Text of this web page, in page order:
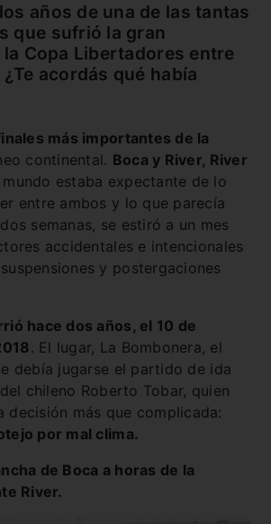
años de una de las tantas
que sufrió la gran
Copa Libertadores entre
acordás qué había
más importantes de la
continental. Boca y River, River
estaba expectante de lo
entre ambos y lo que parecía
semanas, se estiró a un mes
accidentales e intencionales
y postergaciones
hace dos años, el 10 de
. El lugar, La Bombonera, el
debía jugarse el partido de ida
chileno Roberto Tobar, quien
decisión más que complicada:
por mal clima.
de Boca a horas de la
River.